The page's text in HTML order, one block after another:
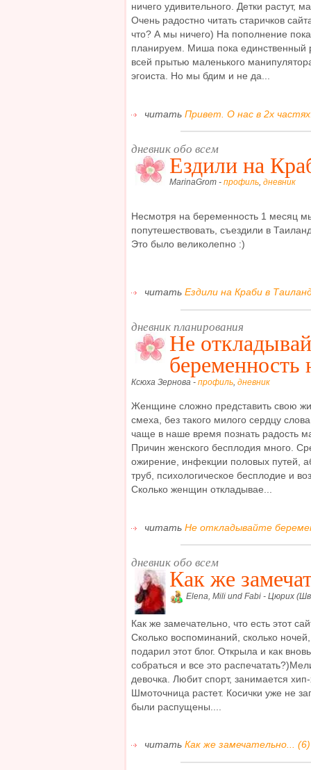
ничего удивительного. Детки растут,
Очень радостно читать старичков
что? А мы ничего) На пополнение
планируем. Миша пока единственный
всей прытью маленького
эгоиста. Но мы бдим и не да...
читать Привет. О нас в 2х
дневник обо всем
Ездили на
MarinaGrom - профиль, дневник
Несмотря на беременность 1 месяц
попутешествовать, съездили в
Это было великолепно :)
читать Ездили на Краби в
дневник планирования
Не
беременность
Ксюха Зернова - профиль, дневник
Женщине сложно представить свою
смеха, без такого милого сердцу
чаще в наше время познать радость
Причин женского бесплодия много.
ожирение, инфекции половых путей,
труб, психологическое бесплодие и
Сколько женщин откладывае...
читать Не откладывайте
дневник обо всем
Как же
Elena, Mili und Fabi - Цюрих
Как же замечательно, что есть этот
Сколько воспоминаний, сколько
подарил этот блог. Открыла и как
собраться и все это
девочка. Любит спорт, занимается
Шмоточница растет. Косички уже не
были распущены....
читать Как же замечательно... (6)